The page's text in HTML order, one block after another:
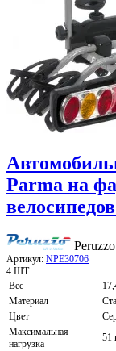
Parma на
Артикул: NPE30706
4 ШТ
Вес
Материал
Цвет
Максимальная
нагрузка
51